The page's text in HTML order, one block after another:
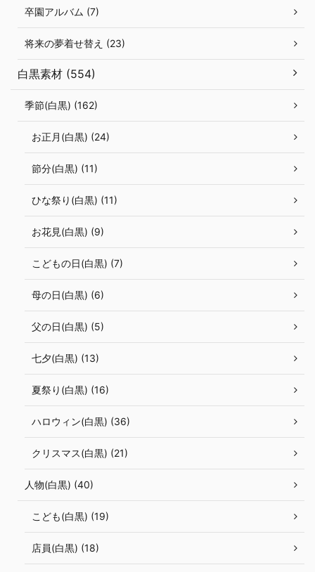
卒園アルバム (7)
将来の夢着せ替え (23)
白黒素材 (554)
季節(白黒) (162)
お正月(白黒) (24)
節分(白黒) (11)
ひな祭り(白黒) (11)
お花見(白黒) (9)
こどもの日(白黒) (7)
母の日(白黒) (6)
父の日(白黒) (5)
七夕(白黒) (13)
夏祭り(白黒) (16)
ハロウィン(白黒) (36)
クリスマス(白黒) (21)
人物(白黒) (40)
こども(白黒) (19)
店員(白黒) (18)